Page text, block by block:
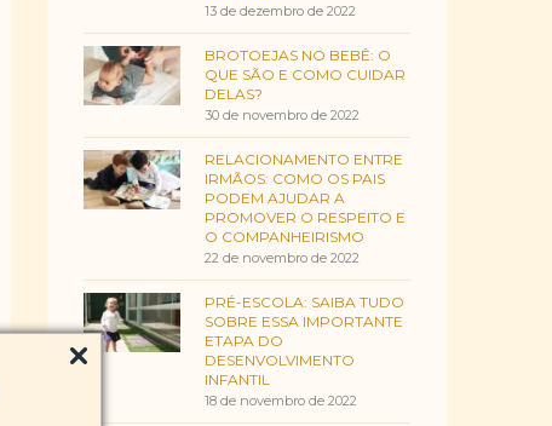
13 de dezembro de 2022
BROTOEJAS NO BEBÊ: O
QUE SÃO E COMO CUIDAR
DELAS?
30 de novembro de 2022
RELACIONAMENTO ENTRE
IRMÃOS: COMO OS PAIS
PODEM AJUDAR A
PROMOVER O RESPEITO E
O COMPANHEIRISMO
22 de novembro de 2022
PRÉ-ESCOLA: SAIBA TUDO
SOBRE ESSA IMPORTANTE
ETAPA DO
DESENVOLVIMENTO
INFANTIL
18 de novembro de 2022